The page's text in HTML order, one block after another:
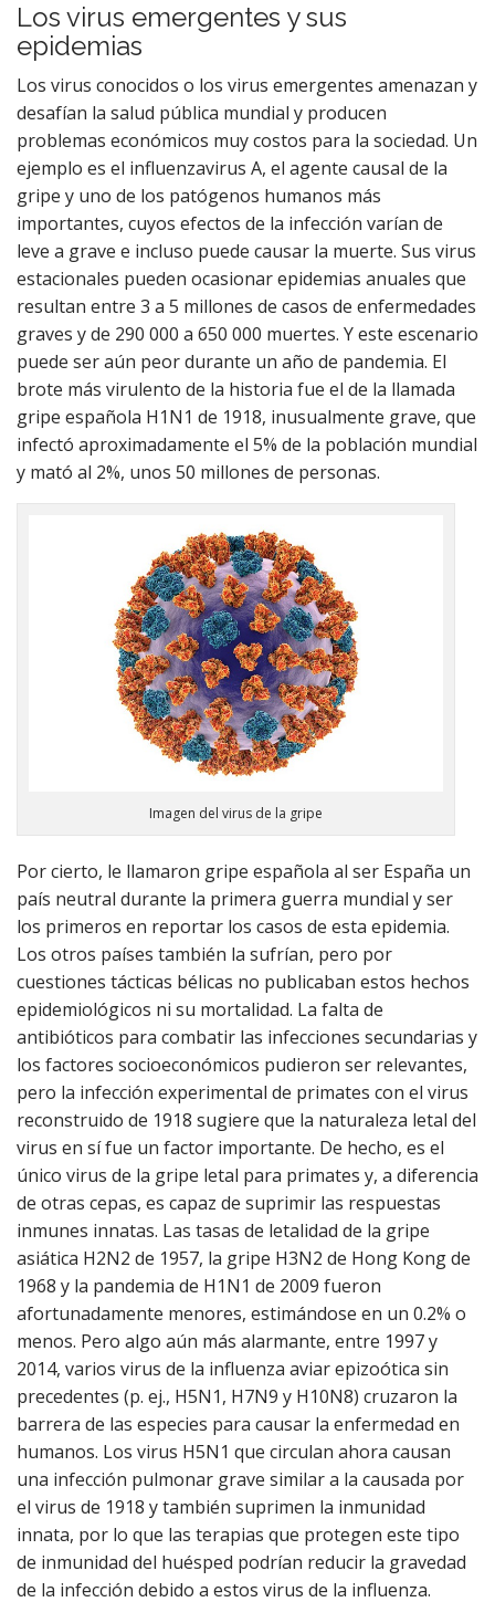
Los virus emergentes y sus
epidemias
Los virus conocidos o los virus emergentes amenazan y
desafían la salud pública mundial y producen
problemas económicos muy costos para la sociedad. Un
ejemplo es el influenzavirus A, el agente causal de la
gripe y uno de los patógenos humanos más
importantes, cuyos efectos de la infección varían de
leve a grave e incluso puede causar la muerte. Sus virus
estacionales pueden ocasionar epidemias anuales que
resultan entre 3 a 5 millones de casos de enfermedades
graves y de 290 000 a 650 000 muertes. Y este escenario
puede ser aún peor durante un año de pandemia. El
brote más virulento de la historia fue el de la llamada
gripe española H1N1 de 1918, inusualmente grave, que
infectó aproximadamente el 5% de la población mundial
y mató al 2%, unos 50 millones de personas.
Imagen del virus de la gripe
Por cierto, le llamaron gripe española al ser España un
país neutral durante la primera guerra mundial y ser
los primeros en reportar los casos de esta epidemia.
Los otros países también la sufrían, pero por
cuestiones tácticas bélicas no publicaban estos hechos
epidemiológicos ni su mortalidad. La falta de
antibióticos para combatir las infecciones secundarias y
los factores socioeconómicos pudieron ser relevantes,
pero la infección experimental de primates con el virus
reconstruido de 1918 sugiere que la naturaleza letal del
virus en sí fue un factor importante. De hecho, es el
único virus de la gripe letal para primates y, a diferencia
de otras cepas, es capaz de suprimir las respuestas
inmunes innatas. Las tasas de letalidad de la gripe
asiática H2N2 de 1957, la gripe H3N2 de Hong Kong de
1968 y la pandemia de H1N1 de 2009 fueron
afortunadamente menores, estimándose en un 0.2% o
menos. Pero algo aún más alarmante, entre 1997 y
2014, varios virus de la influenza aviar epizoótica sin
precedentes (p. ej., H5N1, H7N9 y H10N8) cruzaron la
barrera de las especies para causar la enfermedad en
humanos. Los virus H5N1 que circulan ahora causan
una infección pulmonar grave similar a la causada por
el virus de 1918 y también suprimen la inmunidad
innata, por lo que las terapias que protegen este tipo
de inmunidad del huésped podrían reducir la gravedad
de la infección debido a estos virus de la influenza.